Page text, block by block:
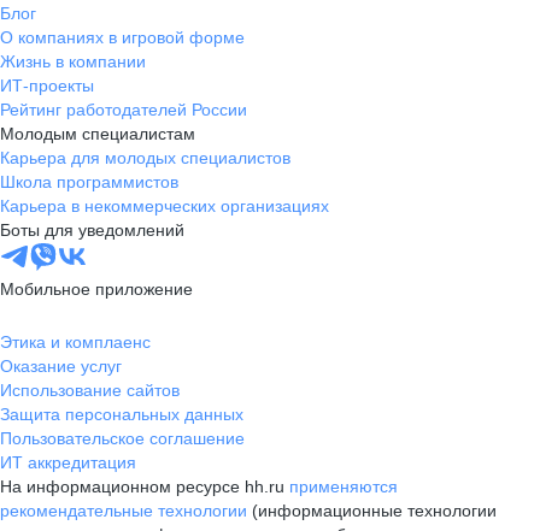
Блог
О компаниях в игровой форме
Жизнь в компании
ИТ-проекты
Рейтинг работодателей России
Молодым специалистам
Карьера для молодых специалистов
Школа программистов
Карьера в некоммерческих организациях
Боты для уведомлений
Мобильное приложение
Этика и комплаенс
Оказание услуг
Использование сайтов
Защита персональных данных
Пользовательское соглашение
ИТ аккредитация
На информационном ресурсе hh.ru применяются
рекомендательные технологии (информационные технологии